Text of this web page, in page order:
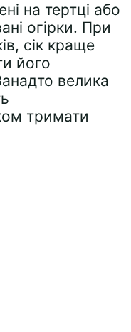
на тертці або
огірки. При
сік краще
його
велика
тримати